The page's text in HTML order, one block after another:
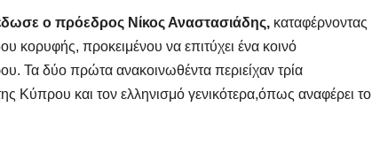
ο πρόεδρος Νίκος Αναστασιάδης, καταφέρνοντας
κορυφής, προκειμένου να επιτύχει ένα κοινό
Τα δύο πρώτα ανακοινωθέντα περιείχαν τρία
Κύπρου και τον ελληνισμό γενικότερα,όπως αναφέρει το